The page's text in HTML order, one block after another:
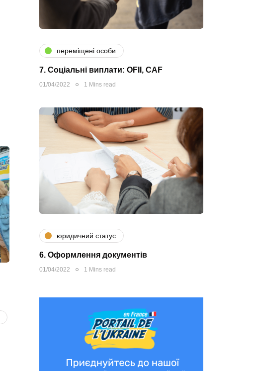
переміщені особи
7. Соціальні виплати: OFII, CAF
01/04/2022 1 Mins read
юридичний статус
6. Оформлення документів
01/04/2022 1 Mins read